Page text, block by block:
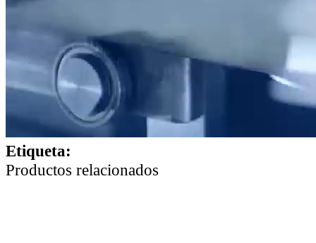
Etiqueta:
Productos relacionados